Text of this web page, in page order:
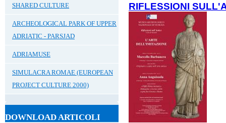
SHARED CULTURE
ARCHEOLOGICAL PARK OF UPPER
ADRIATIC - PARSJAD
ADRIAMUSE
SIMULACRA ROMAE (EUROPEAN
PROJECT CULTURE 2000)
DOWNLOAD ARTICOLI
RIFLESSIONI